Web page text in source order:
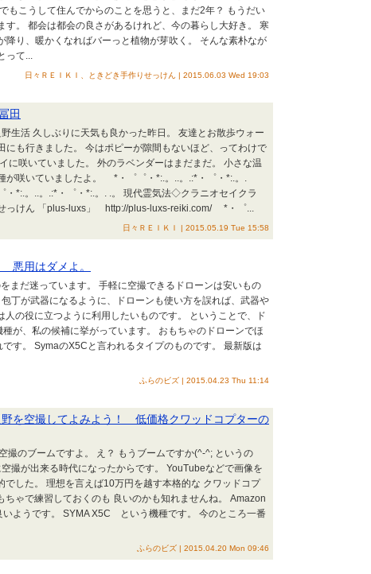
もこうして住んでからのことを思うと、まだ2年？ もうだい
す。 都会は都会の良さがあるけれど、今の暮らし大好き。 寒
降り、暖かくなればバーっと植物が芽吹く。 そんな素朴なが
って...
日々ＲＥＩＫＩ、ときどき手作りせっけん | 2015.06.03 Wed 19:03
田
生活 久しぶりに天気も良かった昨日。 友達とお散歩ウォー
にも行きました。 今はポピーが隙間もないほど、ってわけで
に咲いていました。 外のラベンダーはまだまだ。 小さな温
が咲いていましたよ。 *・゜゜・*:.。..。.:*・゜・*:.。.
・*:.。..。.:*・゜・*:.。. .。 現代霊気法◇クラニオセイクラ
っけん 「plus-luxs」 http://plus-luxs-reiki.com/ *・゜...
日々ＲＥＩＫＩ | 2015.05.19 Tue 15:58
悪用はダメよ。
まだ迷っています。 手軽に空撮できるドローンは安いもの
丁が武器になるように、ドローンも使い方を誤れば、武器や
の役に立つように利用したいものです。 ということで、ド
が、私の候補に挙がっています。 おもちゃのドローンでほ
す。 SymaのX5Cと言われるタイプのものです。 最新版は
ふらのビズ | 2015.04.23 Thu 11:14
を空撮してよみよう！ 低価格クワッドコプターの
撮のブームですよ。 え？ もうブームですか(^-^; というの
撮が出来る時代になったからです。 YouTubeなどで画像を
した。 理想を言えば10万円を越す本格的な クワッドコプ
ちゃで練習しておくのも 良いのかも知れませんね。 Amazon
ようです。 SYMA X5C という機種です。 今のところ一番
ふらのビズ | 2015.04.20 Mon 09:46